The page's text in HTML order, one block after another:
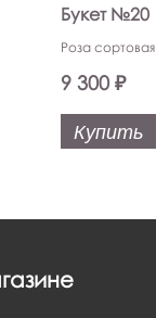
Букет №20
Роза сортовая
9 300 ₽
Купить